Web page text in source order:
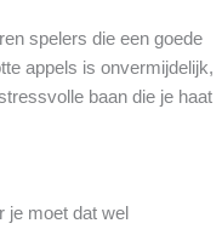
spelers die een goede
appels is onvermijdelijk,
baan die je haat
je moet dat wel